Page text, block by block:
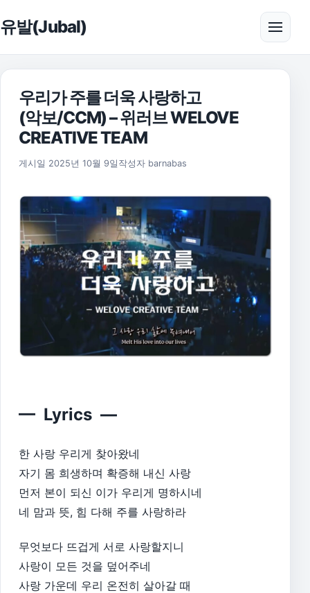
유발(Jubal) 메뉴
우리가 주를 더욱 사랑하고
(악보/CCM) – 위러브 WELOVE
CREATIVE TEAM
게시일 2025년 10월 9일 2025년 11월 17일
작성자 barnabas
— Lyrics —
한 사랑 우리게 찾아왔네
자기 몸 희생하며 확증해 내신 사랑
먼저 본이 되신 이가 우리게 명하시네
네 맘과 뜻, 힘 다해 주를 사랑하라
무엇보다 뜨겁게 서로 사랑할지니
사랑이 모든 것을 덮어주네
사랑 가운데 우리 온전히 살아갈 때